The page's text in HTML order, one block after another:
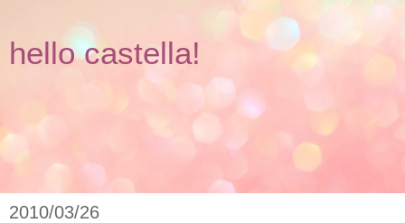
hello castella!
2010/03/26